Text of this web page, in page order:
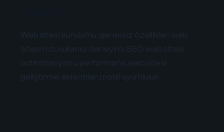
Web sitesi kurulumu, gereksiz özellikler, web
sitesi hızı, kullanıcı deneyimi, SEO, web sitesi
optimizasyonu, performans, web sitesi
geliştirme, eklentiler, mobil uyumluluk